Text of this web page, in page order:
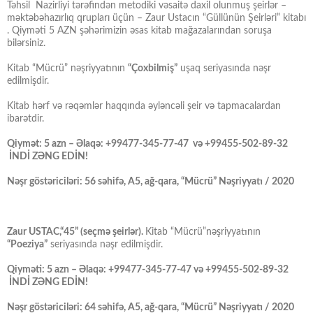
Təhsil Nazirliyi tərəfindən metodiki vəsaitə daxil olunmuş şeirlər –
məktəbəhazırlıq qrupları üçün – Zaur Ustacın “Güllünün Şeirləri” kitabı
. Qiyməti 5 AZN şəhərimizin əsas kitab mağazalarından soruşa
bilərsiniz.
Kitab “Mücrü” nəşriyyatının “Çoxbilmiş” uşaq seriyasında nəşr
edilmişdir.
Kitab hərf və rəqəmlər haqqında əyləncəli şeir və tapmacalardan
ibarətdir.
Qiymət: 5 azn – Əlaqə: +99477-345-77-47 və +99455-502-89-32
İNDİ ZƏNG EDİN!
Nəşr göstəriciləri: 56 səhifə, A5, ağ-qara, “Mücrü” Nəşriyyatı / 2020
Zaur USTAC,“45” (seçmə şeirlər). Kitab “Mücrü”nəşriyyatının
“Poeziya” seriyasında nəşr edilmişdir.
Qiyməti: 5 azn – Əlaqə: +99477-345-77-47 və +99455-502-89-32
İNDİ ZƏNG EDİN!
Nəşr göstəriciləri: 64 səhifə, A5, ağ-qara, “Mücrü” Nəşriyyatı / 2020